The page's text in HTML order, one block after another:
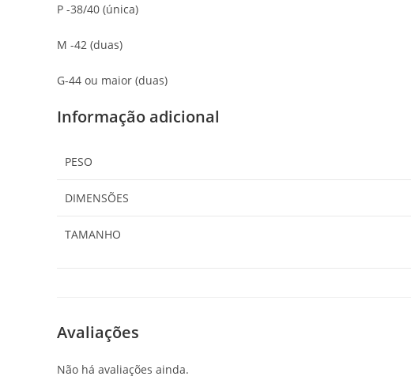
P -38/40 (única)
M -42 (duas)
G-44 ou maior (duas)
Informação adicional
PESO
DIMENSÕES
TAMANHO
Avaliações
Não há avaliações ainda.